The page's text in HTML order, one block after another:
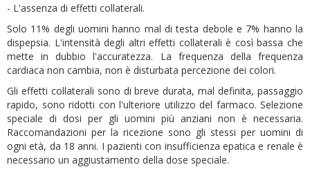
- L'assenza di effetti collaterali.
Solo 11% degli uomini hanno mal di testa debole e 7% hanno la
dispepsia. L'intensità degli altri effetti collaterali è così bassa che
mette in dubbio l'accuratezza. La frequenza della frequenza
cardiaca non cambia, non è disturbata percezione dei colori.
Gli effetti collaterali sono di breve durata, mal definita, passaggio
rapido, sono ridotti con l'ulteriore utilizzo del farmaco. Selezione
speciale di dosi per gli uomini più anziani non è necessaria.
Raccomandazioni per la ricezione sono gli stessi per uomini di
ogni età, da 18 anni. I pazienti con insufficienza epatica e renale è
necessario un aggiustamento della dose speciale.